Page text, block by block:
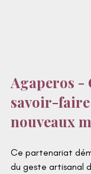
Agaperos -
savoir-faire
nouveaux
Ce partenariat
du geste artisanal